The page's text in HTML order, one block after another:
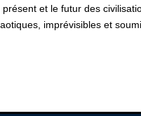
présent et le futur des
imprévisibles et